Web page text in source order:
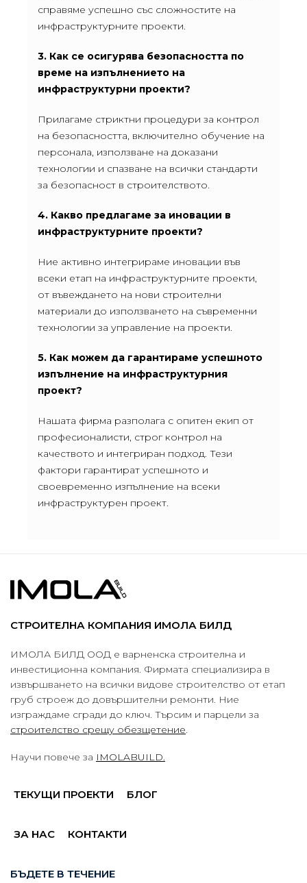
справяме успешно със сложностите на
инфраструктурните проекти.
3. Как се осигурява безопасността по
време на изпълнението на
инфраструктурни проекти?
Прилагаме стриктни процедури за контрол
на безопасността, включително обучение на
персонала, използване на доказани
технологии и спазване на всички стандарти
за безопасност в строителството.
4. Какво предлагаме за иновации в
инфраструктурните проекти?
Ние активно интегрираме иновации във
всеки етап на инфраструктурните проекти,
от въвеждането на нови строителни
материали до използването на съвременни
технологии за управление на проекти.
5. Как можем да гарантираме успешното
изпълнение на инфраструктурния
проект?
Нашата фирма разполага с опитен екип от
професионалисти, строг контрол на
качеството и интегриран подход. Тези
фактори гарантират успешното и
своевременно изпълнение на всеки
инфраструктурен проект.
СТРОИТЕЛНА КОМПАНИЯ ИМОЛА БИЛД
ИМОЛА БИЛД ООД е варненска строителна и
инвестиционна компания. Фирмата специализира в
извършването на всички видове строителство от етап
груб строеж до довършителни ремонти. Ние
изграждаме сгради до ключ. Търсим и парцели за
строителство срещу обезщетение.
Научи повече за IMOLABUILD.
ТЕКУЩИ ПРОЕКТИ БЛОГ
ЗА НАС КОНТАКТИ
БЪДЕТЕ В ТЕЧЕНИЕ